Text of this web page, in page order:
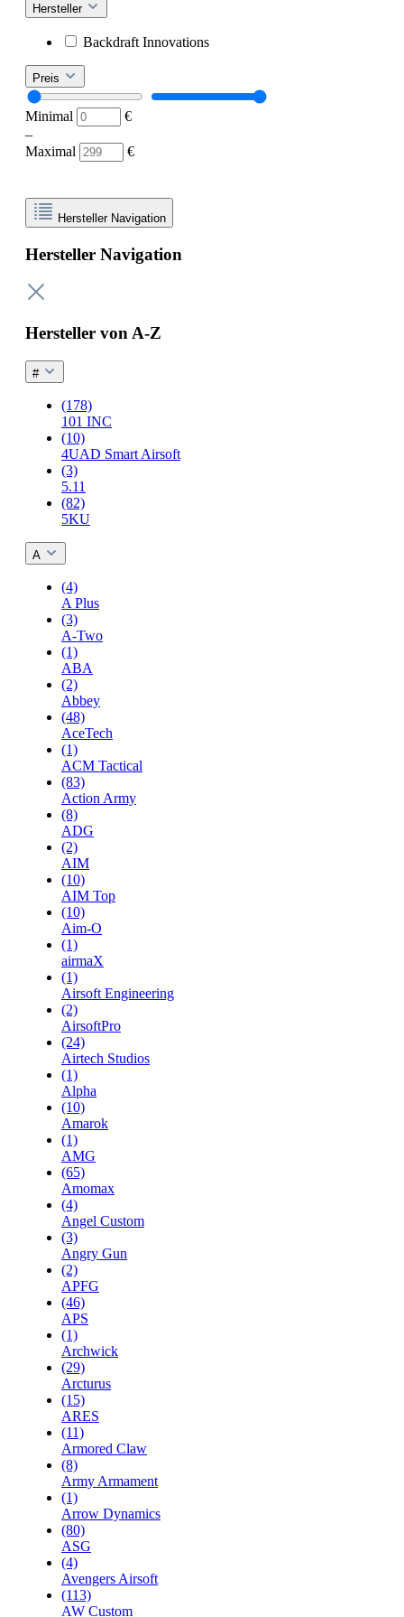
Hersteller
Backdraft Innovations
Preis
Minimal
€
–
Maximal
€
Hersteller Navigation
Hersteller Navigation
Hersteller von A-Z
#
(178)
101 INC
(10)
4UAD Smart Airsoft
(3)
5.11
(82)
5KU
A
(4)
A Plus
(3)
A-Two
(1)
ABA
(2)
Abbey
(48)
AceTech
(1)
ACM Tactical
(83)
Action Army
(8)
ADG
(2)
AIM
(10)
AIM Top
(10)
Aim-O
(1)
airmaX
(1)
Airsoft Engineering
(2)
AirsoftPro
(24)
Airtech Studios
(1)
Alpha
(10)
Amarok
(1)
AMG
(65)
Amomax
(4)
Angel Custom
(3)
Angry Gun
(2)
APFG
(46)
APS
(1)
Archwick
(29)
Arcturus
(15)
ARES
(11)
Armored Claw
(8)
Army Armament
(1)
Arrow Dynamics
(80)
ASG
(4)
Avengers Airsoft
(113)
AW Custom